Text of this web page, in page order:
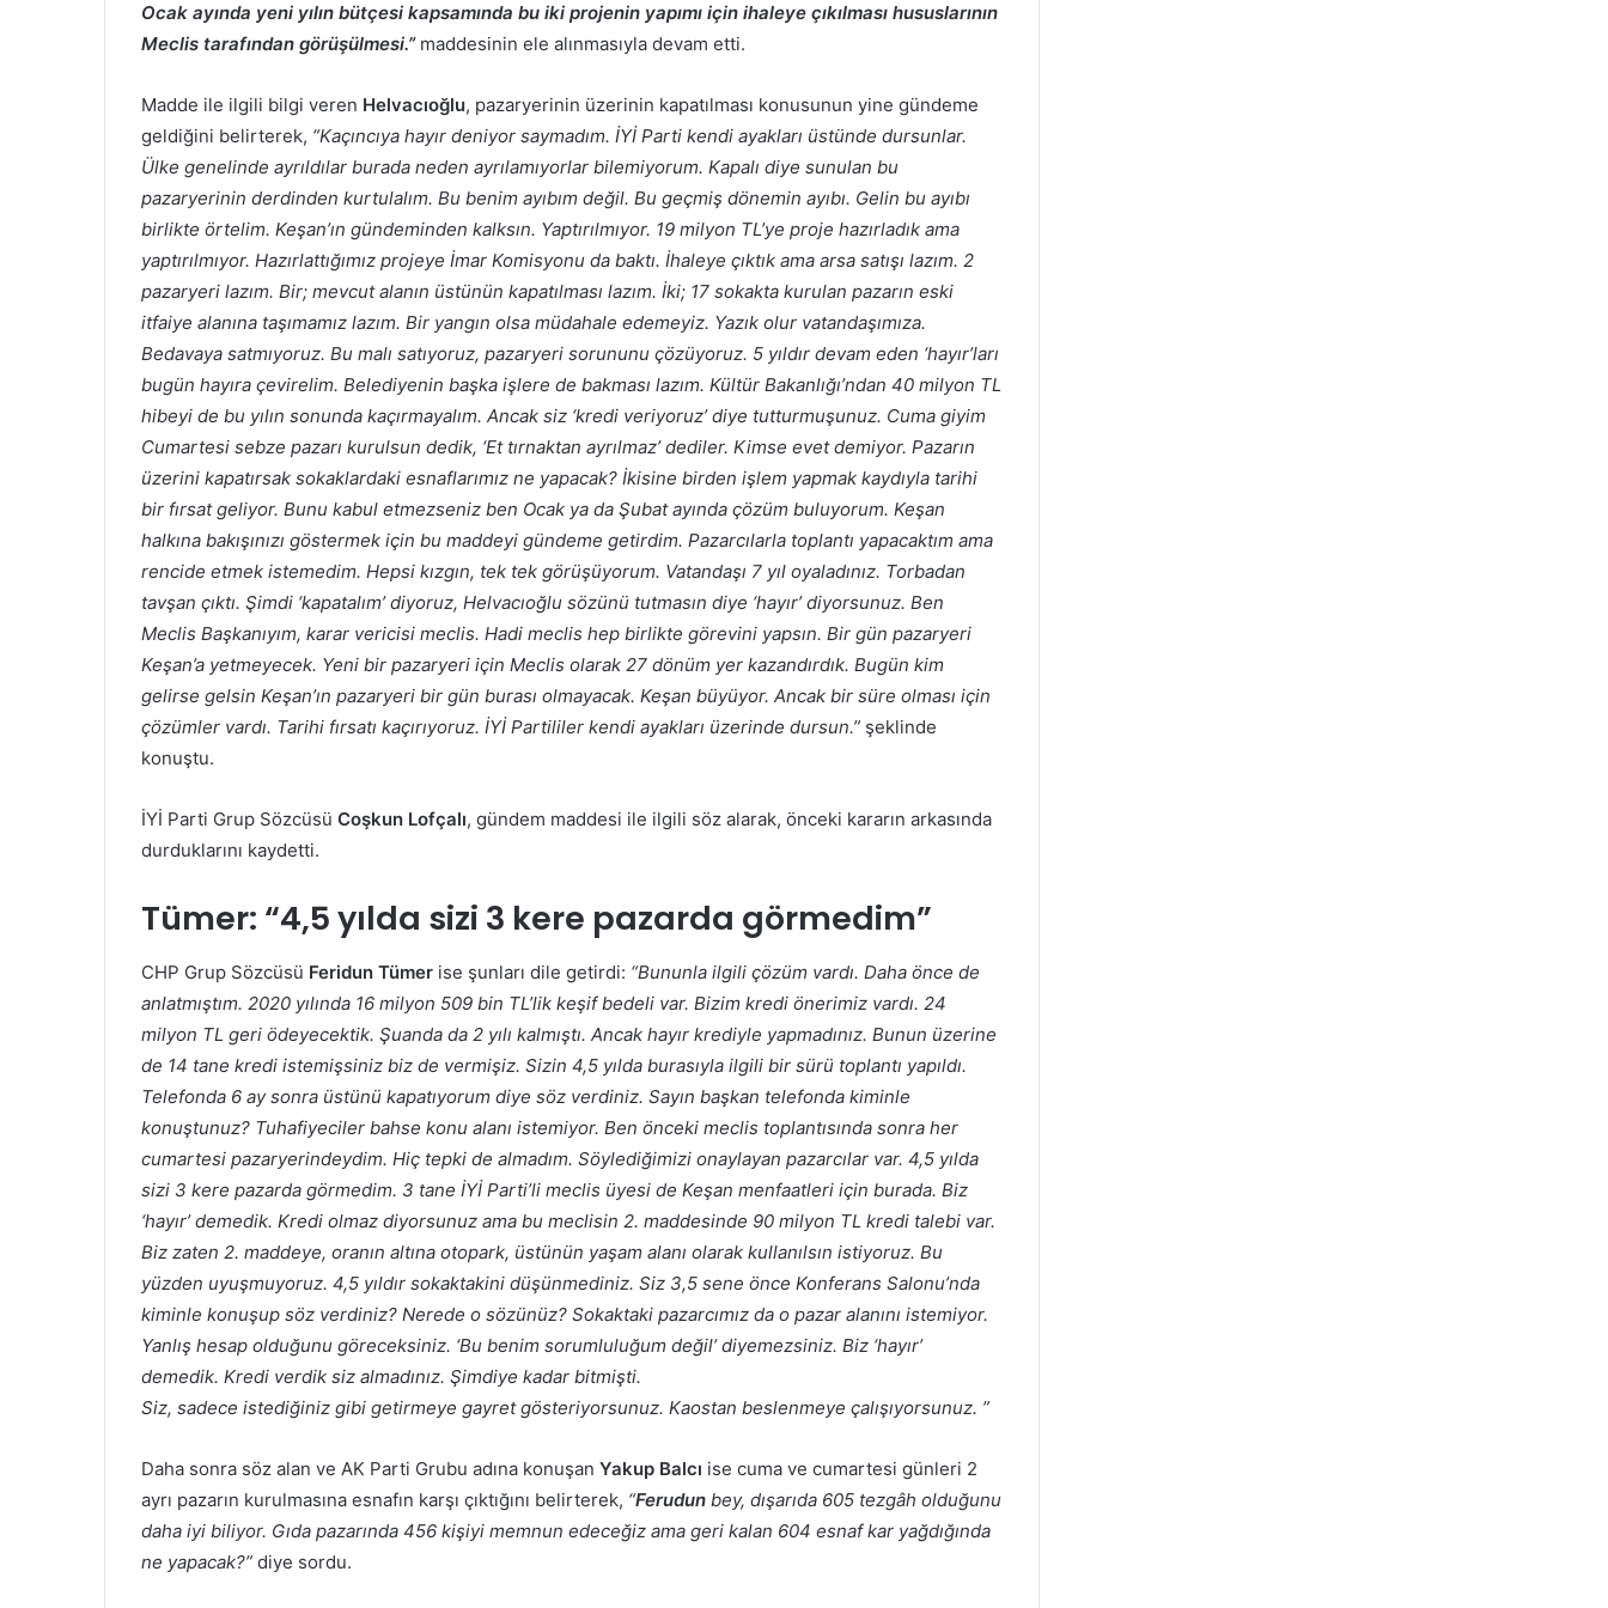
Ocak ayında yeni yılın bütçesi kapsamında bu iki projenin yapımı için ihaleye çıkılması hususlarının
Meclis tarafından görüşülmesi.” maddesinin ele alınmasıyla devam etti.
Madde ile ilgili bilgi veren Helvacıoğlu, pazaryerinin üzerinin kapatılması konusunun yine gündeme
geldiğini belirterek, “Kaçıncıya hayır deniyor saymadım. İYİ Parti kendi ayakları üstünde dursunlar.
Ülke genelinde ayrıldılar burada neden ayrılamıyorlar bilemiyorum. Kapalı diye sunulan bu
pazaryerinin derdinden kurtulalım. Bu benim ayıbım değil. Bu geçmiş dönemin ayıbı. Gelin bu ayıbı
birlikte örtelim. Keşan’ın gündeminden kalksın. Yaptırılmıyor. 19 milyon TL’ye proje hazırladık ama
yaptırılmıyor. Hazırlattığımız projeye İmar Komisyonu da baktı. İhaleye çıktık ama arsa satışı lazım. 2
pazaryeri lazım. Bir; mevcut alanın üstünün kapatılması lazım. İki; 17 sokakta kurulan pazarın eski
itfaiye alanına taşımamız lazım. Bir yangın olsa müdahale edemeyiz. Yazık olur vatandaşımıza.
Bedavaya satmıyoruz. Bu malı satıyoruz, pazaryeri sorununu çözüyoruz. 5 yıldır devam eden ‘hayır’ları
bugün hayıra çevirelim. Belediyenin başka işlere de bakması lazım. Kültür Bakanlığı’ndan 40 milyon TL
hibeyi de bu yılın sonunda kaçırmayalım. Ancak siz ‘kredi veriyoruz’ diye tutturmuşunuz. Cuma giyim
Cumartesi sebze pazarı kurulsun dedik, ‘Et tırnaktan ayrılmaz’ dediler. Kimse evet demiyor. Pazarın
üzerini kapatırsak sokaklardaki esnaflarımız ne yapacak? İkisine birden işlem yapmak kaydıyla tarihi
bir fırsat geliyor. Bunu kabul etmezseniz ben Ocak ya da Şubat ayında çözüm buluyorum. Keşan
halkına bakışınızı göstermek için bu maddeyi gündeme getirdim. Pazarcılarla toplantı yapacaktım ama
rencide etmek istemedim. Hepsi kızgın, tek tek görüşüyorum. Vatandaşı 7 yıl oyaladınız. Torbadan
tavşan çıktı. Şimdi ‘kapatalım’ diyoruz, Helvacıoğlu sözünü tutmasın diye ‘hayır’ diyorsunuz. Ben
Meclis Başkanıyım, karar vericisi meclis. Hadi meclis hep birlikte görevini yapsın. Bir gün pazaryeri
Keşan’a yetmeyecek. Yeni bir pazaryeri için Meclis olarak 27 dönüm yer kazandırdık. Bugün kim
gelirse gelsin Keşan’ın pazaryeri bir gün burası olmayacak. Keşan büyüyor. Ancak bir süre olması için
çözümler vardı. Tarihi fırsatı kaçırıyoruz. İYİ Partililer kendi ayakları üzerinde dursun.” şeklinde
konuştu.
İYİ Parti Grup Sözcüsü Coşkun Lofçalı, gündem maddesi ile ilgili söz alarak, önceki kararın arkasında
durduklarını kaydetti.
Tümer: “4,5 yılda sizi 3 kere pazarda görmedim”
CHP Grup Sözcüsü Feridun Tümer ise şunları dile getirdi: “Bununla ilgili çözüm vardı. Daha önce de
anlatmıştım. 2020 yılında 16 milyon 509 bin TL’lik keşif bedeli var. Bizim kredi önerimiz vardı. 24
milyon TL geri ödeyecektik. Şuanda da 2 yılı kalmıştı. Ancak hayır krediyle yapmadınız. Bunun üzerine
de 14 tane kredi istemişsiniz biz de vermişiz. Sizin 4,5 yılda burasıyla ilgili bir sürü toplantı yapıldı.
Telefonda 6 ay sonra üstünü kapatıyorum diye söz verdiniz. Sayın başkan telefonda kiminle
konuştunuz? Tuhafiyeciler bahse konu alanı istemiyor. Ben önceki meclis toplantısında sonra her
cumartesi pazaryerindeydim. Hiç tepki de almadım. Söylediğimizi onaylayan pazarcılar var. 4,5 yılda
sizi 3 kere pazarda görmedim. 3 tane İYİ Parti’li meclis üyesi de Keşan menfaatleri için burada. Biz
‘hayır’ demedik. Kredi olmaz diyorsunuz ama bu meclisin 2. maddesinde 90 milyon TL kredi talebi var.
Biz zaten 2. maddeye, oranın altına otopark, üstünün yaşam alanı olarak kullanılsın istiyoruz. Bu
yüzden uyuşmuyoruz. 4,5 yıldır sokaktakini düşünmediniz. Siz 3,5 sene önce Konferans Salonu’nda
kiminle konuşup söz verdiniz? Nerede o sözünüz? Sokaktaki pazarcımız da o pazar alanını istemiyor.
Yanlış hesap olduğunu göreceksiniz. ‘Bu benim sorumluluğum değil’ diyemezsiniz. Biz ‘hayır’
demedik. Kredi verdik siz almadınız. Şimdiye kadar bitmişti.
Siz, sadece istediğiniz gibi getirmeye gayret gösteriyorsunuz. Kaostan beslenmeye çalışıyorsunuz. ”
Daha sonra söz alan ve AK Parti Grubu adına konuşan Yakup Balcı ise cuma ve cumartesi günleri 2
ayrı pazarın kurulmasına esnafın karşı çıktığını belirterek, “Ferudun bey, dışarıda 605 tezgâh olduğunu
daha iyi biliyor. Gıda pazarında 456 kişiyi memnun edeceğiz ama geri kalan 604 esnaf kar yağdığında
ne yapacak?” diye sordu.